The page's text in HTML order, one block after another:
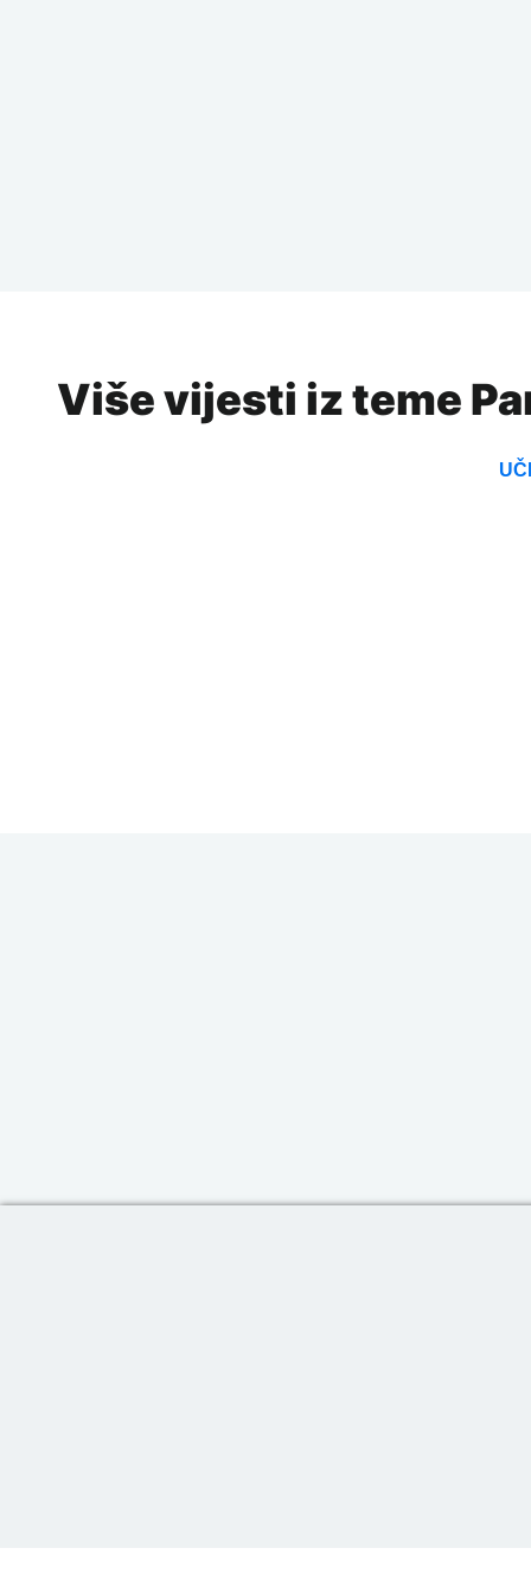
Više vijesti iz teme